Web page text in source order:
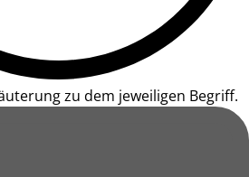
zu dem jeweiligen Begriff.